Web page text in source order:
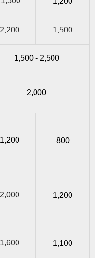
2,200 1,500
1,500 - 2,500
2,000
1,200 800
2,000 1,200
1,600 1,100